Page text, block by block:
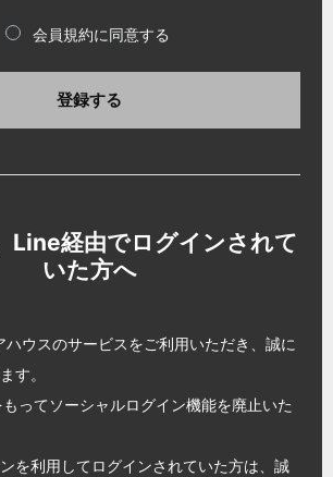
会員規約に同意する
登録する
Line経由でログインされて
いた方へ
ハウスのサービスをご利用いただき、誠に
す。
ってソーシャルログイン機能を廃止いた
を利用してログインされていた方は、誠